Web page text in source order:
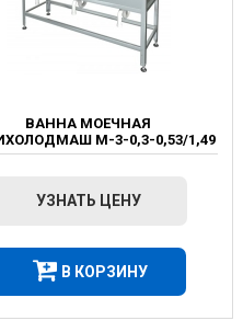
ВАННА МОЕЧНАЯ
М-3-0,3-0,53/1,49
УЗНАТЬ ЦЕНУ
В КОРЗИНУ